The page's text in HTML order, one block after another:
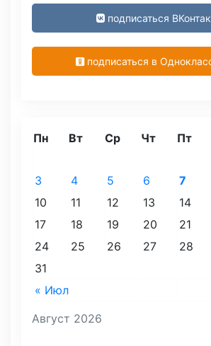
подписаться
подписаться в
Август 2026
Пн Вт Ср Чт Пт
« Июл
3
4 5 6 7
10
11 12 13 14
17
18 19 20 21
24
25 26 27 28
31